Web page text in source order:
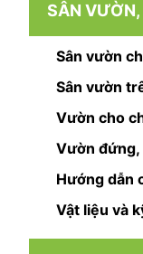
SÂN
Sân vườn
Sân vườn
Vườn cho
Vườn
Hướng dẫn
Vật liệu và